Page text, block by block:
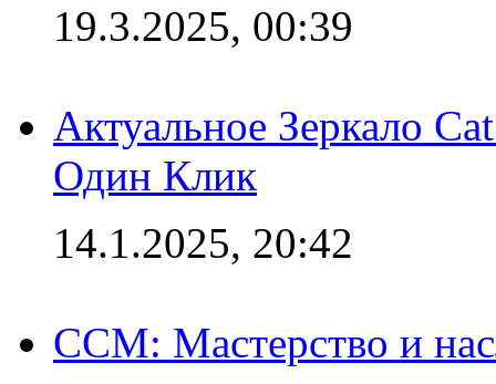
19.3.2025, 00:39
Актуальное Зеркало
Один Клик
14.1.2025, 20:42
CCM: Мастерство и